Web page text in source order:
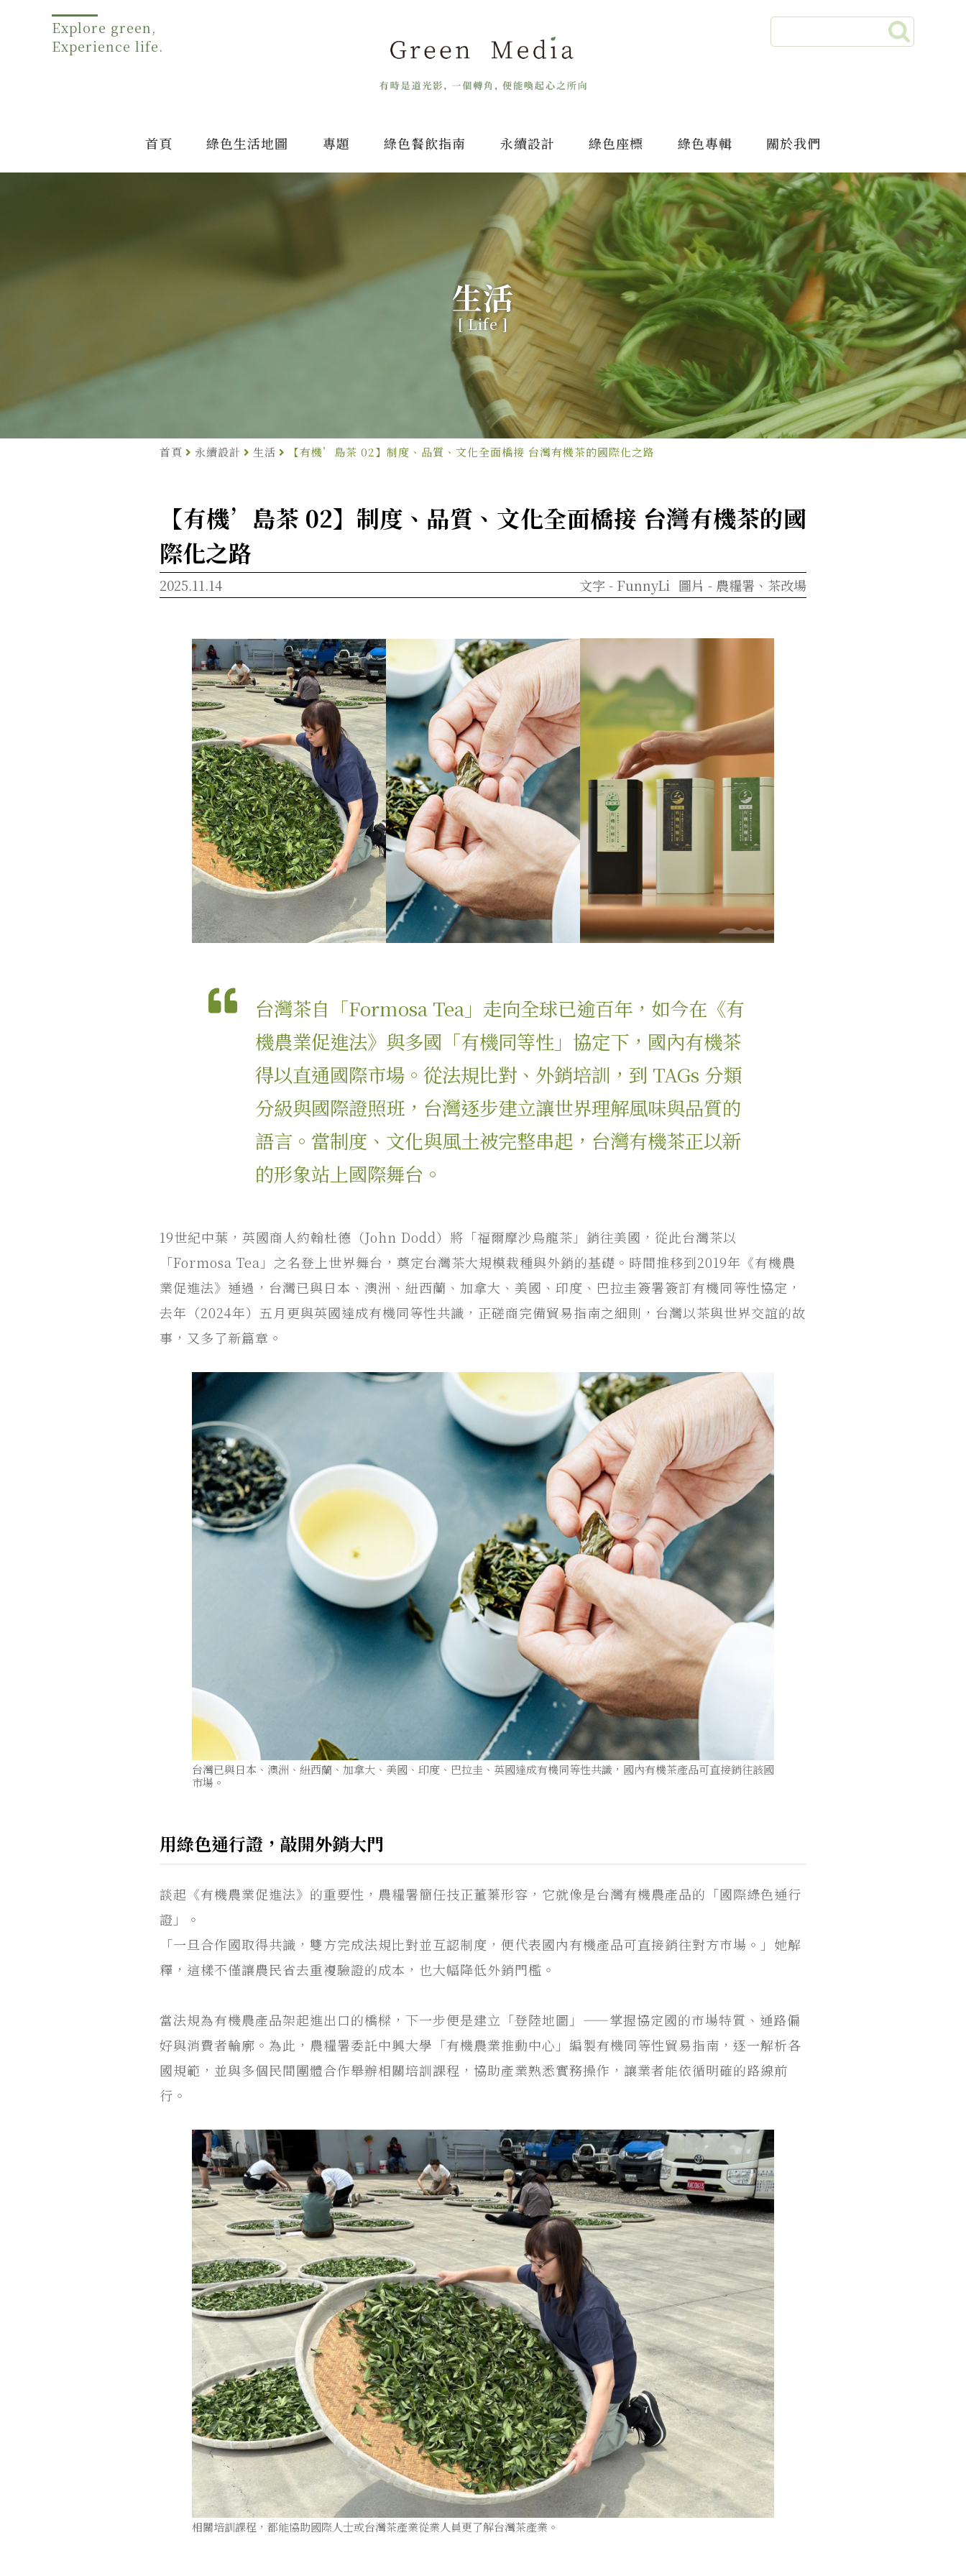
Explore green,
Experience life.
首頁 綠色生活地圖 專題 綠色餐飲指南 永續設計 綠色座標 綠色專輯 關於我們
生活
[ Life ]
首頁 永續設計 生活 【有機’島茶 02】制度、品質、文化全面橋接 台灣有機茶的國際化之路
【有機’島茶 02】制度、品質、文化全面橋接 台灣有機茶的國
際化之路
2025.11.14 圖片 - 農糧署、茶改場
文字 - FunnyLi
台灣茶自「Formosa Tea」走向全球已逾百年，如今在《有
機農業促進法》與多國「有機同等性」協定下，國內有機茶
得以直通國際市場。從法規比對、外銷培訓，到 TAGs 分類
分級與國際證照班，台灣逐步建立讓世界理解風味與品質的
語言。當制度、文化與風土被完整串起，台灣有機茶正以新
的形象站上國際舞台。
19世紀中葉，英國商人約翰杜德（John Dodd）將「福爾摩沙烏龍茶」銷往美國，從此台灣茶以
「Formosa Tea」之名登上世界舞台，奠定台灣茶大規模栽種與外銷的基礎。時間推移到2019年《有機農
業促進法》通過，台灣已與日本、澳洲、紐西蘭、加拿大、美國、印度、巴拉圭簽署簽訂有機同等性協定，
去年（2024年）五月更與英國達成有機同等性共識，正磋商完備貿易指南之細則，台灣以茶與世界交誼的故
事，又多了新篇章。
台灣已與日本、澳洲、紐西蘭、加拿大、美國、印度、巴拉圭、英國達成有機同等性共識，國內有機茶產品可直接銷往該國
市場。
用綠色通行證，敲開外銷大門
談起《有機農業促進法》的重要性，農糧署簡任技正董蓁形容，它就像是台灣有機農產品的「國際綠色通行
證」。
「一旦合作國取得共識，雙方完成法規比對並互認制度，便代表國內有機產品可直接銷往對方市場。」她解
釋，這樣不僅讓農民省去重複驗證的成本，也大幅降低外銷門檻。
當法規為有機農產品架起進出口的橋樑，下一步便是建立「登陸地圖」——掌握協定國的市場特質、通路偏
好與消費者輪廓。為此，農糧署委託中興大學「有機農業推動中心」編製有機同等性貿易指南，逐一解析各
國規範，並與多個民間團體合作舉辦相關培訓課程，協助產業熟悉實務操作，讓業者能依循明確的路線前
行。
相關培訓課程，都能協助國際人士或台灣茶產業從業人員更了解台灣茶產業。